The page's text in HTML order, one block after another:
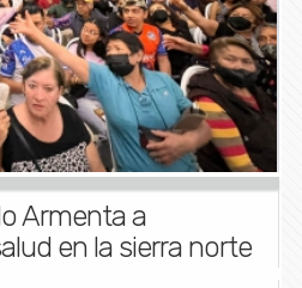
Armenta a
en la sierra norte